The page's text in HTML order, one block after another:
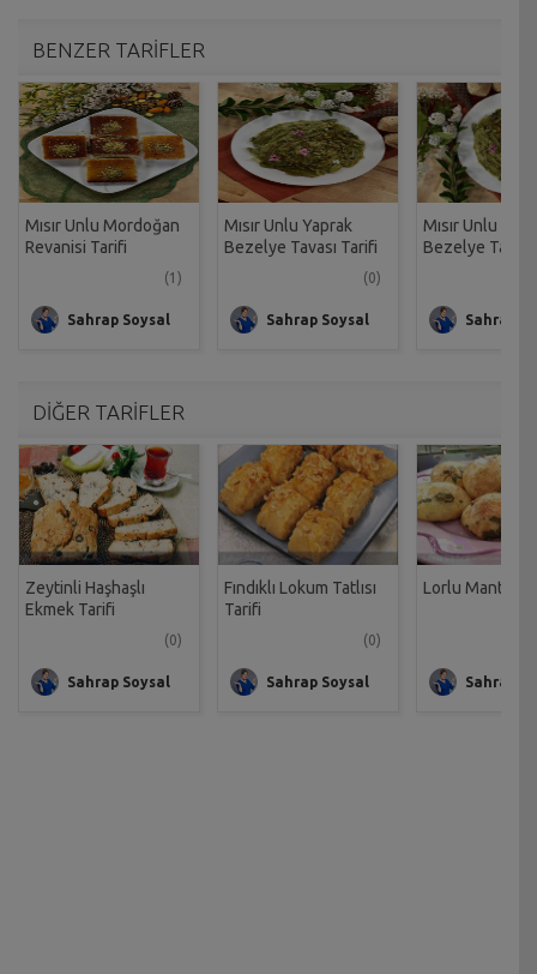
BENZER TARİFLER
Mısır Unlu Mordoğan
Revanisi Tarifi
(1)
Sahrap Soysal
Mısır Unlu Yaprak
Bezelye Tavası Tarifi
(0)
Sahrap Soysal
Mısır Unlu
Bezelye Tarifi
Sahrap
DİĞER TARİFLER
Zeytinli Haşhaşlı
Ekmek Tarifi
(0)
Sahrap Soysal
Fındıklı Lokum Tatlısı
Tarifi
(0)
Sahrap Soysal
Lorlu Mantikos
Sahrap